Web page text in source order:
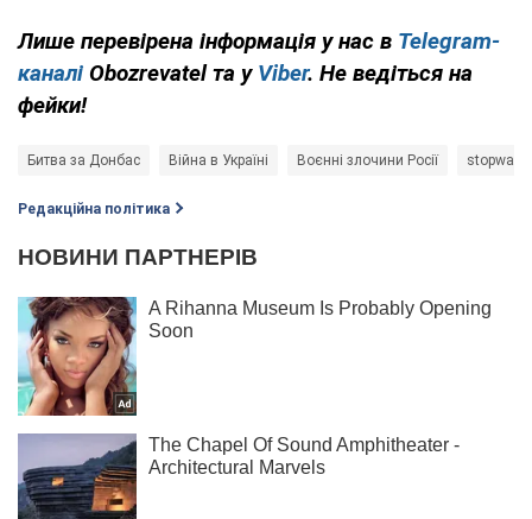
Лише перевірена інформація у нас в Telegram-
каналі Obozrevatel та у Viber. Не ведіться на
фейки!
Битва за Донбас Війна в Україні Воєнні злочини Росії stopwar
Редакційна політика